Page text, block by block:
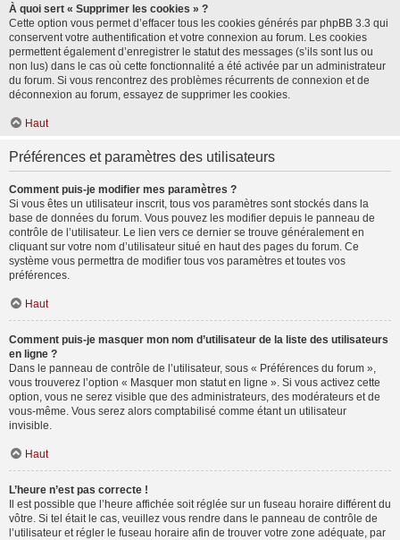
À quoi sert « Supprimer les cookies » ?
Cette option vous permet d’effacer tous les cookies générés par phpBB 3.3 qui
conservent votre authentification et votre connexion au forum. Les cookies
permettent également d’enregistrer le statut des messages (s’ils sont lus ou
non lus) dans le cas où cette fonctionnalité a été activée par un administrateur
du forum. Si vous rencontrez des problèmes récurrents de connexion et de
déconnexion au forum, essayez de supprimer les cookies.
Haut
Préférences et paramètres des utilisateurs
Comment puis-je modifier mes paramètres ?
Si vous êtes un utilisateur inscrit, tous vos paramètres sont stockés dans la
base de données du forum. Vous pouvez les modifier depuis le panneau de
contrôle de l’utilisateur. Le lien vers ce dernier se trouve généralement en
cliquant sur votre nom d’utilisateur situé en haut des pages du forum. Ce
système vous permettra de modifier tous vos paramètres et toutes vos
préférences.
Haut
Comment puis-je masquer mon nom d’utilisateur de la liste des utilisateurs
en ligne ?
Dans le panneau de contrôle de l’utilisateur, sous « Préférences du forum »,
vous trouverez l’option « Masquer mon statut en ligne ». Si vous activez cette
option, vous ne serez visible que des administrateurs, des modérateurs et de
vous-même. Vous serez alors comptabilisé comme étant un utilisateur
invisible.
Haut
L’heure n’est pas correcte !
Il est possible que l’heure affichée soit réglée sur un fuseau horaire différent du
vôtre. Si tel était le cas, veuillez vous rendre dans le panneau de contrôle de
l’utilisateur et régler le fuseau horaire afin de trouver votre zone adéquate, par